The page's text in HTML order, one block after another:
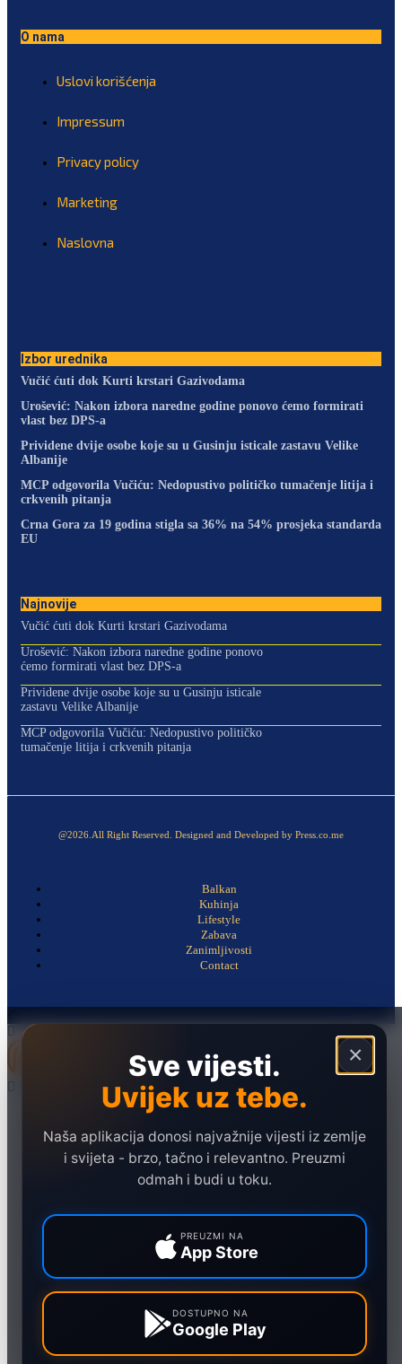
O nama
Uslovi korišćenja
Impressum
Privacy policy
Marketing
Naslovna
Izbor urednika
Vučić ćuti dok Kurti krstari Gazivodama
Urošević: Nakon izbora naredne godine ponovo ćemo formirati
vlast bez DPS-a
Prividene dvije osobe koje su u Gusinju isticale zastavu Velike
Albanije
MCP odgovorila Vučiću: Nedopustivo političko tumačenje litija i
crkvenih pitanja
Crna Gora za 19 godina stigla sa 36% na 54% prosjeka standarda
EU
Najnovije
Vučić ćuti dok Kurti krstari Gazivodama
Urošević: Nakon izbora naredne godine ponovo
ćemo formirati vlast bez DPS-a
Prividene dvije osobe koje su u Gusinju isticale
zastavu Velike Albanije
MCP odgovorila Vučiću: Nedopustivo političko
tumačenje litija i crkvenih pitanja
@2026.All Right Reserved. Designed and Developed by Press.co.me
Balkan
Kuhinja
Lifestyle
Zabava
Zanimljivosti
Contact
×
Sve vijesti.
Uvijek uz tebe.
Naša aplikacija donosi najvažnije vijesti iz zemlje
i svijeta - brzo, tačno i relevantno. Preuzmi
odmah i budi u toku.
PREUZMI NA
App Store
DOSTUPNO NA
Google Play
Politika
Društvo
Ekonomija
Marketing